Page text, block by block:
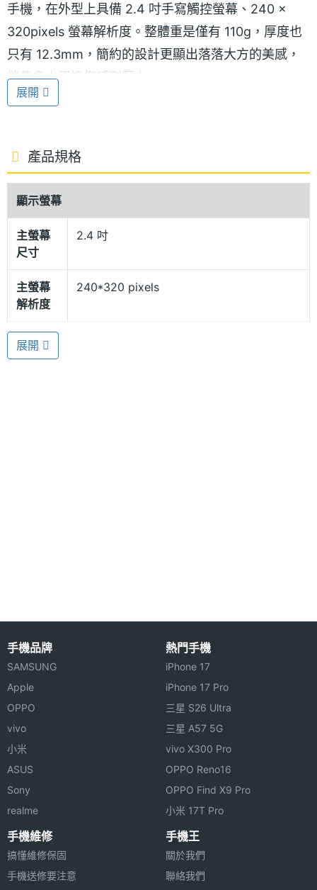
手機，在外型上具備 2.4 吋手寫觸控螢幕、240 ×
320pixels 螢幕解析度。整體重是僅有 110g，厚度也
只有 12.3mm，簡約的設計更顯出落落大方的美感，
攜帶身上不讓您感到壓力。
兩個門號已經是現代人的基本需求囉！BESTA UNO
BP04 提供兩個 GSM 卡槽可以同時待機，能放進二組
門號，每一通電話都確實掌握，配合大容量的電池，
超長待機時間，適合通話量大的族群，讓您電話不漏
接。
休閒娛樂功能
BESTA UNO BP04 搭載 130 萬畫素相機鏡頭，可進
行拍照、有聲錄影，讓您不錯過任何精彩時刻。而喜
◎ 130 萬畫素相機鏡頭、LED 閃光燈、支援 3GP 格
式影片錄製
◎ 支援 MP3 / MIDI / AAC / AMR / WAV / MP4 / 3GP
◎ 支援 A2DP 藍牙 / USB / FM 收音機
◎ 可容納 500 筆電話簿，500 封簡訊
◎ 可透過 microSD 記憶卡擴充、最高至 8GB 記憶體
容量
※本文為 SOGI 手機王版權所有，未經授權不得轉載使用※
展開
產品規格
顯示螢幕
主螢幕
尺寸
2.4 吋
主螢幕
解析度
240*320 pixels
主螢幕
材質
記憶卡
電池容
量
900 mAh(毫安培)
最大通
話時間
展開
手機品牌
SAMSUNG
Apple
OPPO
vivo
小米
ASUS
Sony
realme
熱門手機
iPhone 17
iPhone 17 Pro
三星 S26 Ultra
三星 A57 5G
vivo X300 Pro
OPPO Reno16
OPPO Find X9 Pro
小米 17T Pro
手機維修
搞懂維修保固
手機送修要注意
手機王
關於我們
聯絡我們